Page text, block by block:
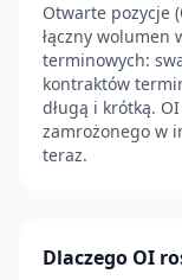
Otwarte pozycje
łączny wolumen
terminowych:
kontraktów
długą i krótką.
zamrożonego w
teraz.
Dlaczego OI